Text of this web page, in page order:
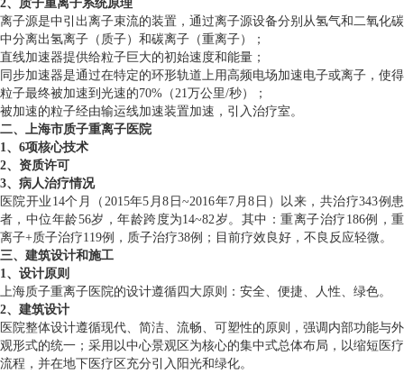
2、质子重离子系统原理
离子源是中引出离子束流的装置，通过离子源设备分别从氢气和二氧化碳
中分离出氢离子（质子）和碳离子（重离子）；
直线加速器提供给粒子巨大的初始速度和能量；
同步加速器是通过在特定的环形轨道上用高频电场加速电子或离子，使得
粒子最终被加速到光速的70%（21万公里/秒）；
被加速的粒子经由输运线加速装置加速，引入治疗室。
二、上海市质子重离子医院
1、6项核心技术
2、资质许可
3、病人治疗情况
医院开业14个月（2015年5月8日~2016年7月8日）以来，共治疗343例患
者，中位年龄56岁，年龄跨度为14~82岁。其中：重离子治疗186例，重
离子+质子治疗119例，质子治疗38例；目前疗效良好，不良反应轻微。
三、建筑设计和施工
1、设计原则
上海质子重离子医院的设计遵循四大原则：安全、便捷、人性、绿色。
2、建筑设计
医院整体设计遵循现代、简洁、流畅、可塑性的原则，强调内部功能与外
观形式的统一；采用以中心景观区为核心的集中式总体布局，以缩短医疗
流程，并在地下医疗区充分引入阳光和绿化。